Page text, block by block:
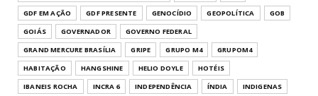
GDF EM AÇÃO
GDF PRESENTE GENOCÍDIO GEOPOLÍTICA
GOB
GOIÁS
GOVERNADOR
GOVERNO FEDERAL
GRAND MERCURE BRASÍLIA
GRIPE GRUPO M4
GRUPOM4
HABITAÇÃO
HANGSHINE HELIO DOYLE
HOTÉIS
IBANEIS ROCHA
INCRA 6 INDEPENDÊNCIA ÍNDIA
INDIGENAS